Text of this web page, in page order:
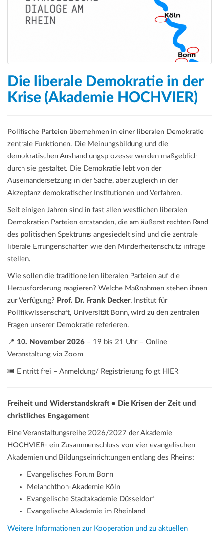
Die liberale Demokratie in der
Krise (Akademie HOCHVIER)
Politische Parteien übernehmen in einer liberalen Demokratie
zentrale Funktionen. Die Meinungsbildung und die
demokratischen Aushandlungsprozesse werden maßgeblich
durch sie gestaltet. Die Demokratie lebt von der
Auseinandersetzung in der Sache, aber zugleich in der
Akzeptanz demokratischer Institutionen und Verfahren.
Seit einigen Jahren sind in fast allen westlichen liberalen
Demokratien Parteien entstanden, die am äußerst rechten Rand
des politischen Spektrums angesiedelt sind und die zentrale
liberale Errungenschaften wie den Minderheitenschutz infrage
stellen.
Wie sollen die traditionellen liberalen Parteien auf die
Herausforderung reagieren? Welche Maßnahmen stehen ihnen
zur Verfügung? Prof. Dr. Frank Decker, Institut für
Politikwissenschaft, Universität Bonn, wird zu den zentralen
Fragen unserer Demokratie referieren.
📍 10. November 2026 – 19 bis 21 Uhr – Online
Veranstaltung via Zoom
🎟️ Eintritt frei – Anmeldung/ Registrierung folgt HIER
Freiheit und Widerstandskraft • Die Krisen der Zeit und
christliches Engagement
Eine Veranstaltungsreihe 2026/2027 der Akademie
HOCHVIER- ein Zusammenschluss von vier evangelischen
Akademien und Bildungseinrichtungen entlang des Rheins:
Evangelisches Forum Bonn
Melanchthon-Akademie Köln
Evangelische Stadtakademie Düsseldorf
Evangelische Akademie im Rheinland
Weitere Informationen zur Kooperation und zu aktuellen